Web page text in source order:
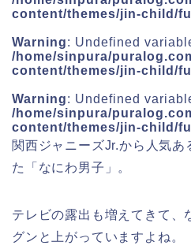
content/themes/jin-child/
Warning: Undefined
/home/sinpura/
content/themes/jin-child/
Warning: Undefined
/home/sinpura/
content/themes/jin-child/
関西ジャニーズJr.から人気あ
た「 なにわ男子 」。
テレビの露出も増えてきて、
グンと上がっていますよね。